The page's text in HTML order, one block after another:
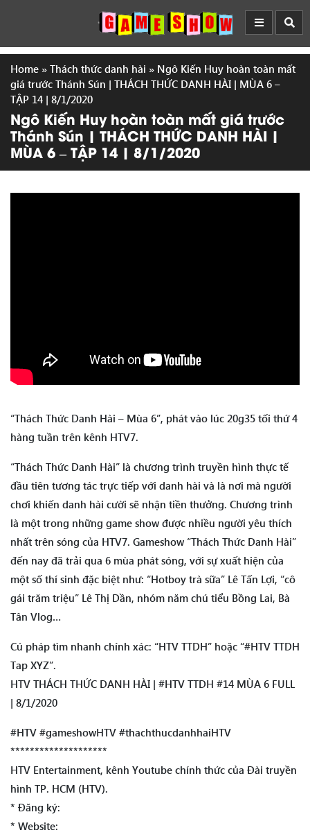
Home » Thách thức danh hài » Ngô Kiến Huy hoàn toàn mất
giá trước Thánh Sún | THÁCH THỨC DANH HÀI | MÙA 6 –
TẬP 14 | 8/1/2020
Ngô Kiến Huy hoàn toàn mất giá trước
Thánh Sún | THÁCH THỨC DANH HÀI |
MÙA 6 – TẬP 14 | 8/1/2020
“Thách Thức Danh Hài – Mùa 6”, phát vào lúc 20g35 tối thứ 4
hàng tuần trên kênh HTV7.
“Thách Thức Danh Hài” là chương trình truyền hình thực tế
đầu tiên tương tác trực tiếp với danh hài và là nơi mà người
chơi khiến danh hài cười sẽ nhận tiền thưởng. Chương trình
là một trong những game show được nhiều người yêu thích
nhất trên sóng của HTV7. Gameshow “Thách Thức Danh Hài”
đến nay đã trải qua 6 mùa phát sóng, với sự xuất hiện của
một số thí sinh đặc biệt như: “Hotboy trà sữa” Lê Tấn Lợi, “cô
gái trăm triệu” Lê Thị Dần, nhóm năm chú tiểu Bồng Lai, Bà
Tân Vlog…
Cú pháp tìm nhanh chính xác: “HTV TTDH” hoặc “#HTV TTDH
Tap XYZ”.
HTV THÁCH THỨC DANH HÀI | #HTV TTDH #14 MÙA 6 FULL
| 8/1/2020
#HTV #gameshowHTV #thachthucdanhhaiHTV
********************
HTV Entertainment, kênh Youtube chính thức của Đài truyền
hình TP. HCM (HTV).
* Đăng ký:
* Website: